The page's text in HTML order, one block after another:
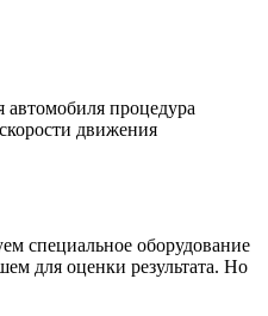
автомобиля процедура
движения
специальное оборудование
для оценки результата. Но